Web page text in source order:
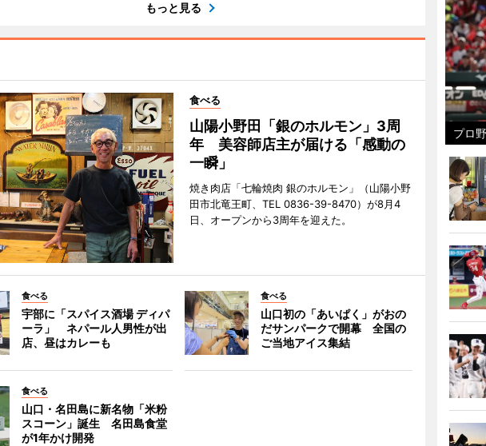
もっと見る
食べる
山陽小野田「銀のホルモン」3周
年 美容師店主が届ける「感動の
一瞬」
焼き肉店「七輪焼肉 銀のホルモン」（山陽小野
田市北竜王町、TEL 0836-39-8470）が8月4
日、オープンから3周年を迎えた。
食べる
宇部に「スパイス酒場 ディパ
ーラ」 ネパール人男性が出
店、昼はカレーも
食べる
山口初の「あいぱく」がおの
だサンパークで開幕 全国の
ご当地アイス集結
食べる
山口・名田島に新名物「米粉
スコーン」誕生 名田島食堂
が1年かけ開発
プロ